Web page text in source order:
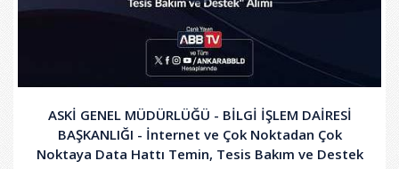
ASKİ GENEL MÜDÜRLÜĞÜ - BİLGİ İŞLEM DAİRESİ
BAŞKANLIĞI - İnternet ve Çok Noktadan Çok
Noktaya Data Hattı Temin, Tesis Bakım ve Destek